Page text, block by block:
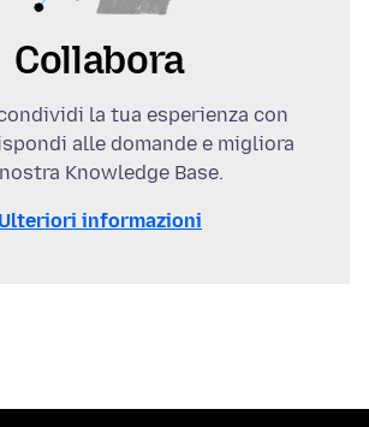
Collabora
la tua esperienza con
alle domande e migliora
Knowledge Base.
Ulteriori informazioni